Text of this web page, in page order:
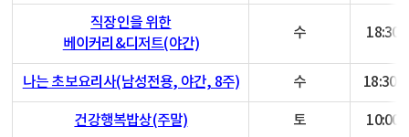
직장인을 위한
베이커리&디저트(야간)
수
나는 초보요리사(남성전용, 야간, 8주) 수 18:30
건강행복밥상(주말) 토